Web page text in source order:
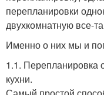
перепланировки
двухкомнатную все-
Именно о них мы и
1.1. Перепланировка
кухни.